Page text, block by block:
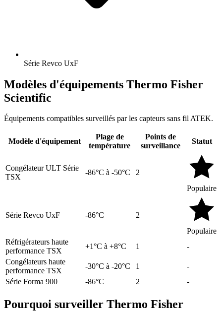
Série Revco UxF
Modèles d'équipements Thermo Fisher
Scientific
Équipements compatibles surveillés par les capteurs sans fil ATEK.
Modèle d'équipement
Plage de
température
Points de
surveillance
Statut
Congélateur ULT Série
TSX
-86°C à -50°C
2
Populaire
Série Revco UxF -86°C
2
Populaire
Réfrigérateurs haute
performance TSX
+1°C à +8°C 1
-
Congélateurs haute
performance TSX
-30°C à -20°C 1
-
Série Forma 900
-86°C 2 -
Pourquoi surveiller Thermo Fisher